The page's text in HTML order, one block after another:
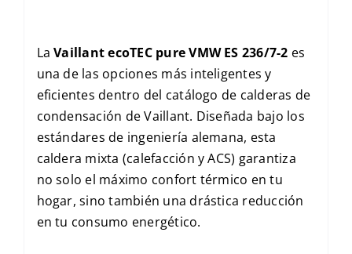
LaVaillant ecoTEC pure VMW ES 236/7-2 es
una de las opciones más inteligentes y
eficientes dentro del catálogo de calderas de
condensación de Vaillant. Diseñada bajo los
estándares de ingeniería alemana, esta
caldera mixta (calefacción y ACS) garantiza
no solo el máximo confort térmico en tu
hogar, sino también una drástica reducción
en tu consumo energético.